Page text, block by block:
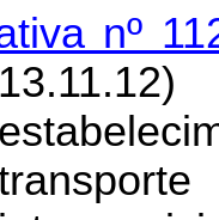
nº
13.11.12)